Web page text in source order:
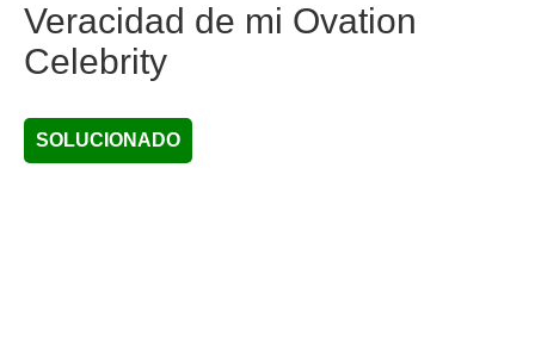
Veracidad de mi Ovation
Celebrity
SOLUCIONADO